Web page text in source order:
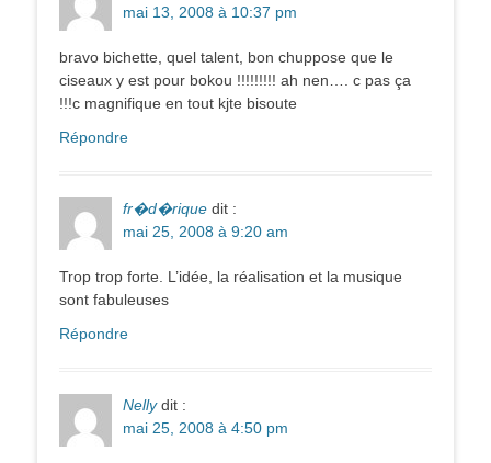
mai 13, 2008 à 10:37 pm
bravo bichette, quel talent, bon chuppose que le
ciseaux y est pour bokou !!!!!!!!! ah nen…. c pas ça
!!!c magnifique en tout kjte bisoute
Répondre
fr�d�rique dit :
mai 25, 2008 à 9:20 am
Trop trop forte. L’idée, la réalisation et la musique
sont fabuleuses
Répondre
Nelly dit :
mai 25, 2008 à 4:50 pm